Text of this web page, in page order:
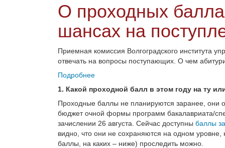
О проходных
шансах на
Приемная комиссия Волгоградского института
отвечать на вопросы поступающих. О чем
Подробнее
1. Какой проходной балл в этом году на ту
Проходные баллы не планируются заранее, они
бюджет очной формы программ бакалавриата/
зачислении 26 августа. Сейчас доступны баллы
видно, что они не сохраняются на одном
баллы, на каких – ниже) проследить можно.